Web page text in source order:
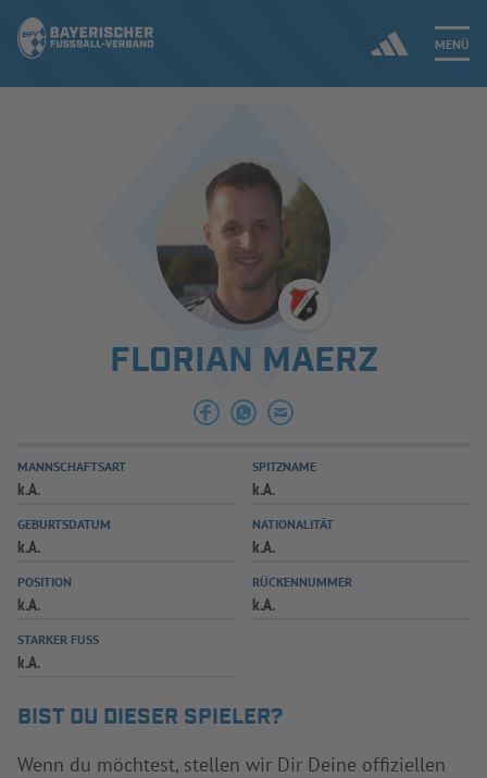
MENÜ
ERGEBNISSE & WETTBEWERBE
SPIELBETRIEB & VERBANDSLEBEN
AUSBILDUNG & FÖRDERUNG
SPIELPLUS
FLORIAN MAERZ
MANNSCHAFTSART
k.A.
SPITZNAME
k.A.
GEBURTSDATUM
k.A.
NATIONALITÄT
k.A.
POSITION
k.A.
RÜCKENNUMMER
k.A.
STARKER FUSS
k.A.
BIST DU DIESER SPIELER?
Wenn du möchtest, stellen wir Dir Deine offiziellen